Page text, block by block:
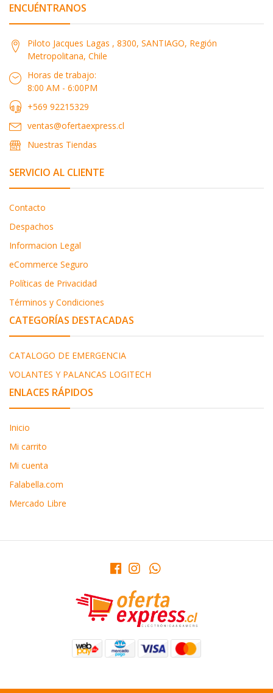
ENCUÉNTRANOS
Piloto Jacques Lagas , 8300, SANTIAGO, Región
Metropolitana, Chile
Horas de trabajo:
8:00 AM - 6:00PM
+569 92215329
ventas@ofertaexpress.cl
Nuestras Tiendas
SERVICIO AL CLIENTE
Contacto
Despachos
Informacion Legal
eCommerce Seguro
Políticas de Privacidad
Términos y Condiciones
CATEGORÍAS DESTACADAS
CATALOGO DE EMERGENCIA
VOLANTES Y PALANCAS LOGITECH
ENLACES RÁPIDOS
Inicio
Mi carrito
Mi cuenta
Falabella.com
Mercado Libre